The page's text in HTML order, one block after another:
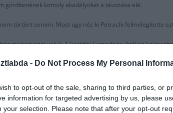
- Do Not Process My Personal
to opt-out of the sale, sharing to third parties, or
information for targeted advertising by us, please
your selection. Please note that after your opt-out
gördítenének komoly akadályokat a távozása elé.
történt semmi. Most úgy néz ki Petrachi felmelegítette
megegyezni velük. A korábbi Sampdoria játékos
körül van, ami szintén nem lenne probléma az olasz
betanul, szeretnének egy újabb középhátvédet, aki